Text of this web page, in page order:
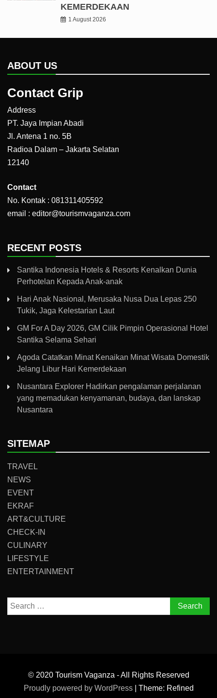
KEMERDEKAAN
1 August 2026
ABOUT US
Contact Grip
Address
PT. Jaya Impian Abadi
Jl. Antena 1 no. 5B
Radioa Dalam – Jakarta Selatan
12140
Contact
No. Kontak : 081311405592
email : editor@tourismvaganza.com
RECENT POSTS
Santika Indonesia Hotels & Resorts Kenalkan Dunia
Perhotelan Kepada Anak-anak
Hari Anak Nasional, Merusaka Nusa Dua Lepas 250
Tukik, Jaga Kelestarian Laut
GM For A Day 2026, GM Cilik Pimpin Operasional Hotel
Santika Selama Sehari
Agoda Catatkan Minat Kenaikan Minat Wisata Domestik
Jelang Libur Hari Kemerdekaan
Nusantara Explorer Hadirkan pengalaman perjalanan
yang memadukan kenyamanan, budaya, dan lanskap
Nusantara
SITEMAP
TRAVEL
NEWS
EVENT
EKRAF
ART&CULTURE
CHECK-IN
CULINARY
LIFESTYLE
ENTERTAINMENT
Search
for:
© 2020 Tourism Vaganza - All Rights Reserved
Proudly powered by WordPress
Theme: Refined